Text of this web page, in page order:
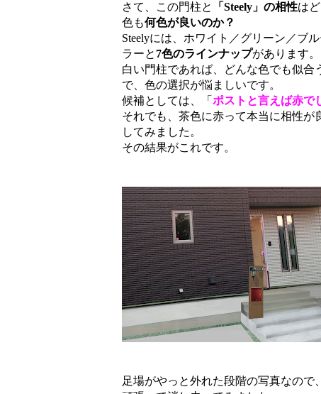
さて、この門柱と 「Steely」の相性は
色も何色が良いのか？
Steelyには、ホワイト／グリーン／ブ
ラーと 7色のラインナップがあります。
白い門柱であれば、どんな色でも似
で、色の選択が悩ましいです。
候補としては、「 ポストと言えば赤で
それでも、茶色に赤って本当に相性が
してみました。
その結果がこれです。
足場がやっと外れた段階の写真なの